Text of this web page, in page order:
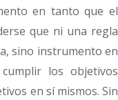
en tanto que el
que ni una regla
sino instrumento en
los objetivos
en sí mismos. Sin